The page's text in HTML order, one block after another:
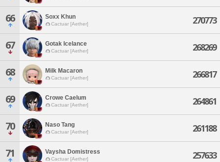
66 Soxx Khun
Cactuar [Aether] 270773
67 Gotak Icelance
Cactuar [Aether] 268269
68 Milk Macaron
Cactuar [Aether] 266817
69 Crowe Caelum
Cactuar [Aether] 264861
70 Naso Tang
Cactuar [Aether] 261188
71 Vaysha Domistress
Cactuar [Aether] 257633